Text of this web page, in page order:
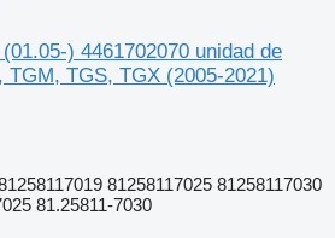
) 4461702070 unidad de
TGS, TGX (2005-2021)
81258117025 81258117030
81.25811-7030